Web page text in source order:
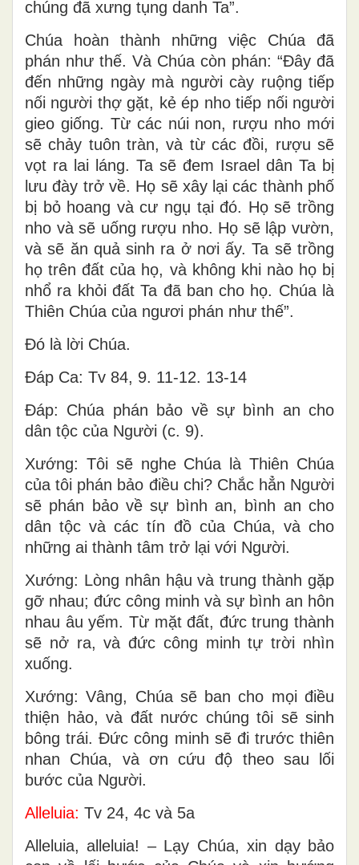
chúng đã xưng tụng danh Ta”.
Chúa hoàn thành những việc Chúa đã
phán như thế. Và Chúa còn phán: “Ðây đã
đến những ngày mà người cày ruộng tiếp
nối người thợ gặt, kẻ ép nho tiếp nối người
gieo giống. Từ các núi non, rượu nho mới
sẽ chảy tuôn tràn, và từ các đồi, rượu sẽ
vọt ra lai láng. Ta sẽ đem Israel dân Ta bị
lưu đày trở về. Họ sẽ xây lại các thành phố
bị bỏ hoang và cư ngụ tại đó. Họ sẽ trồng
nho và sẽ uống rượu nho. Họ sẽ lập vườn,
và sẽ ăn quả sinh ra ở nơi ấy. Ta sẽ trồng
họ trên đất của họ, và không khi nào họ bị
nhổ ra khỏi đất Ta đã ban cho họ. Chúa là
Thiên Chúa của ngươi phán như thế”.
Ðó là lời Chúa.
Ðáp Ca: Tv 84, 9. 11-12. 13-14
Ðáp: Chúa phán bảo về sự bình an cho
dân tộc của Người (c. 9).
Xướng: Tôi sẽ nghe Chúa là Thiên Chúa
của tôi phán bảo điều chi? Chắc hẳn Người
sẽ phán bảo về sự bình an, bình an cho
dân tộc và các tín đồ của Chúa, và cho
những ai thành tâm trở lại với Người.
Xướng: Lòng nhân hậu và trung thành gặp
gỡ nhau; đức công minh và sự bình an hôn
nhau âu yếm. Từ mặt đất, đức trung thành
sẽ nở ra, và đức công minh tự trời nhìn
xuống.
Xướng: Vâng, Chúa sẽ ban cho mọi điều
thiện hảo, và đất nước chúng tôi sẽ sinh
bông trái. Ðức công minh sẽ đi trước thiên
nhan Chúa, và ơn cứu độ theo sau lối
bước của Người.
Alleluia: Tv 24, 4c và 5a
Alleluia, alleluia! – Lạy Chúa, xin dạy bảo